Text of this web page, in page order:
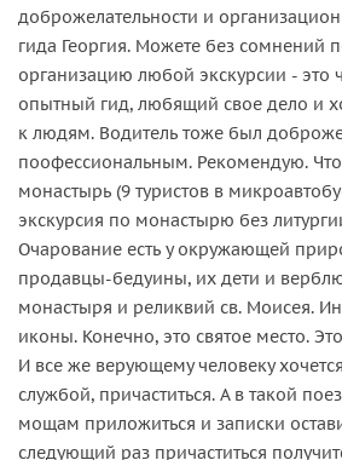
доброжелательности и
гида Георгия. Можете без сомнений
организацию любой экскурсии - это
опытный гид, любящий свое дело и
к людям. Водитель тоже был
поофессиональным. Рекомендую. Что
монастырь (9 туристов в
экскурсия по монастырю без
Очарование есть у окружающей
продавцы-бедуины, их дети и
монастыря и реликвий св. Моисея.
иконы. Конечно, это святое место.
И все же верующему человеку
службой, причаститься. А в такой
мощам приложиться и записки
следующий раз причаститься